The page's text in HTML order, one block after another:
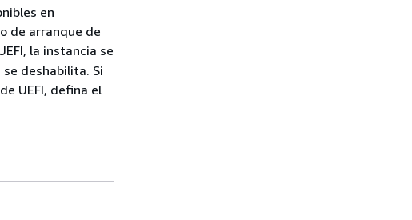
en
de arranque de
la instancia se
deshabilita. Si
UEFI, defina el